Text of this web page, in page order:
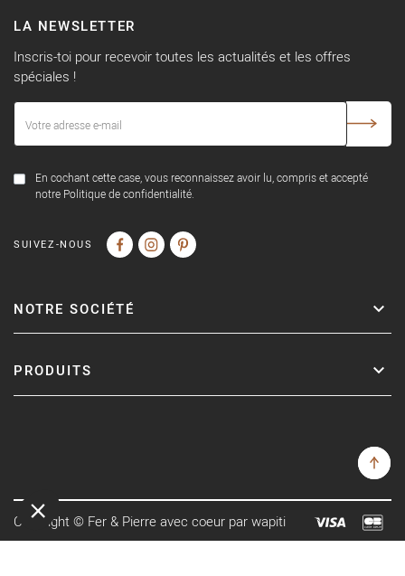
LA NEWSLETTER
Inscris-toi pour recevoir toutes les actualités et les offres
spéciales !
En cochant cette case, vous reconnaissez avoir lu, compris et accepté
notre Politique de confidentialité.
SUIVEZ-NOUS
NOTRE SOCIÉTÉ
PRODUITS
Copyright © Fer & Pierre avec coeur par wapiti